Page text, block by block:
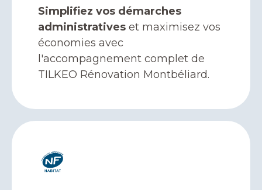
Simplifiez vos démarches
administratives et maximisez vos
économies avec
l'accompagnement complet de
TILKEO Rénovation Montbéliard.